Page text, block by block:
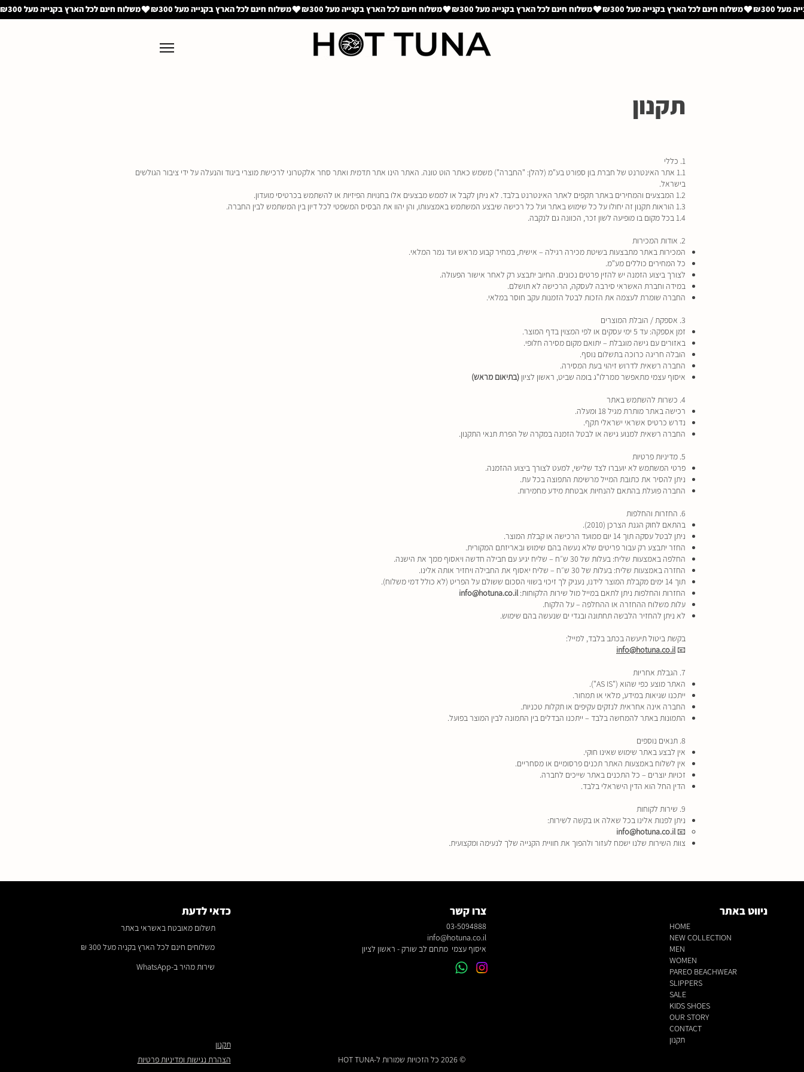
משלוח חינם לכל הארץ בקנייה מעל ₪300
תקנון
1. כללי
1.1 אתר האינטרנט של חברת בון ספורט בע"מ (להלן: "החברה") משמש כאתר הוט טונה. האתר הינו אתר תדמית ואתר סחר אלקטרוני לרכישת מוצרי ביגוד והנעלה על ידי ציבור הגולשים
בישראל.
1.2 המבצעים והמחירים באתר תקפים לאתר האינטרנט בלבד. לא ניתן לקבל או לממש מבצעים אלו בחנויות הפיזיות או להשתמש בכרטיסי מועדון.
1.3 הוראות תקנון זה יחולו על כל שימוש באתר ועל כל רכישה שיבצע המשתמש באמצעותו, והן יהוו את הבסיס המשפטי לכל דיון בין המשתמש לבין החברה.
1.4 בכל מקום בו מופיעה לשון זכר, הכוונה גם לנקבה.
2. אודות המכירות
המכירות באתר מתבצעות בשיטת מכירה רגילה – אישית, במחיר קבוע מראש ועד גמר המלאי.
כל המחירים כוללים מע"מ.
לצורך ביצוע הזמנה יש להזין פרטים נכונים. החיוב יתבצע רק לאחר אישור הפעולה.
במידה וחברת האשראי סירבה לעסקה, הרכישה לא תושלם.
החברה שומרת לעצמה את הזכות לבטל הזמנות עקב חוסר במלאי.
3. אספקת / הובלת המוצרים
זמן אספקה: עד 5 ימי עסקים או לפי המצוין בדף המוצר.
באזורים עם גישה מוגבלת – יתואם מקום מסירה חלופי.
הובלה חריגה כרוכה בתשלום נוסף.
החברה רשאית לדרוש זיהוי בעת המסירה.
איסוף עצמי מתאפשר ממרלו"ג בומה שביט, ראשון לציון (בתיאום מראש)
4. כשרות להשתמש באתר
רכישה באתר מותרת מגיל 18 ומעלה.
נדרש כרטיס אשראי ישראלי תקף.
החברה רשאית למנוע גישה או לבטל הזמנה במקרה של הפרת תנאי התקנון.
5. מדיניות פרטיות
פרטי המשתמש לא יועברו לצד שלישי, למעט לצורך ביצוע ההזמנה.
ניתן להסיר את כתובת המייל מרשימת התפוצה בכל עת.
החברה פועלת בהתאם להנחיות אבטחת מידע מחמירות.
6. החזרות והחלפות
בהתאם לחוק הגנת הצרכן (2010).
ניתן לבטל עסקה תוך 14 יום ממועד הרכישה או קבלת המוצר.
החזר יתבצע רק עבור פריטים שלא נעשה בהם שימוש ובאריזתם המקורית.
החלפה באמצעות שליח: בעלות של 30 ש״ח – שליח יגיע עם חבילה חדשה ויאסוף ממך את הישנה.
החזרה באמצעות שליח: בעלות של 30 ש״ח – שליח יאסוף את החבילה ויחזיר אותה אלינו.
תוך 14 ימים מקבלת המוצר לידנו, נעניק לך זיכוי בשווי הסכום ששולם על הפריט (לא כולל דמי משלוח).
החזרות והחלפות ניתן לתאם במייל מול שירות הלקוחות: info@hotuna.co.il
עלות משלוח ההחזרה או ההחלפה – על הלקוח.
לא ניתן להחזיר הלבשה תחתונה ובגדי ים שנעשה בהם שימוש.
בקשת ביטול תיעשה בכתב בלבד, למייל:
📧
info@hotuna.co.il
7. הגבלת אחריות
האתר מוצע כפי שהוא ("AS IS").
ייתכנו שגיאות במידע, מלאי או תמחור.
החברה אינה אחראית לנזקים עקיפים או תקלות טכניות.
התמונות באתר להמחשה בלבד – ייתכנו הבדלים בין התמונה לבין המוצר בפועל.
8. תנאים נוספים
אין לבצע באתר שימוש שאינו חוקי.
אין לשלוח באמצעות האתר תכנים פרסומיים או מסחריים.
זכויות יוצרים – כל התכנים באתר שייכים לחברה.
הדין החל הוא הדין הישראלי בלבד.
9. שירות לקוחות
ניתן לפנות אלינו בכל שאלה או בקשה לשירות:
📧
info@hotuna.co.il
צוות השירות שלנו ישמח לעזור ולהפוך את חוויית הקנייה שלך לנעימה ומקצועית.
כדאי לדעת
תשלום מאובטח באשראי באתר
משלוחים חינם לכל הארץ בקניה מעל 300 ₪
שירות מהיר ב-WhatsApp
תקנון
הצהרת נגישות ומדיניות פרטיות
צרו קשר
03-5094888
info@hotuna.co.il
איסוף עצמי מתחם לב שורק - ראשון לציון
© 2026 כל הזכויות שמורות ל-HOT TUNA
ניווט באתר
HOME
NEW COLLECTION
MEN
WOMEN
PAREO BEACHWEAR
SLIPPERS
SALE
KIDS SHOES
OUR STORY
CONTACT
תקנון